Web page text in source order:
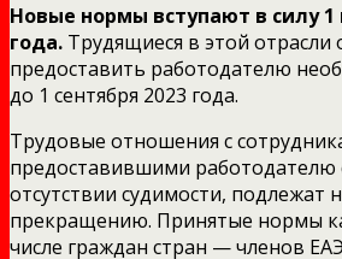
Новые нормы вступают в силу 1
года. Трудящиеся в этой отрасли
предоставить работодателю
до 1 сентября 2023 года.
Трудовые отношения с
предоставившими работодателю
отсутствии судимости, подлежат
прекращению. Принятые нормы
числе граждан стран — членов